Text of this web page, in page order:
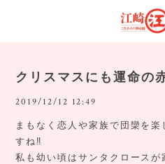
クリスマスにも運命の
2019/12/12 12:49
まもなく恋人や家族で団欒を
すね‼️
私も幼い頃はサンタクロースが